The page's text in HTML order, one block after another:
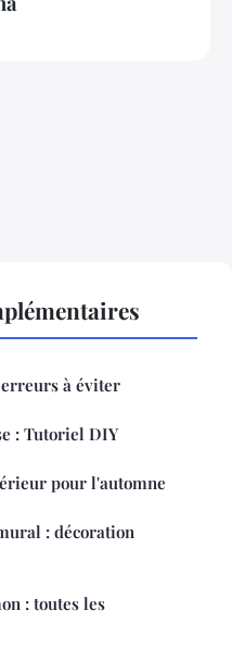
à éviter
: Tutoriel DIY
pour l'automne
: décoration
: toutes les